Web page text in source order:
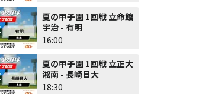
夏の甲子園 1回戦 立命館
宇治 - 有明
16:00
夏の甲子園 1回戦 立正大
淞南 - 長崎日大
18:30